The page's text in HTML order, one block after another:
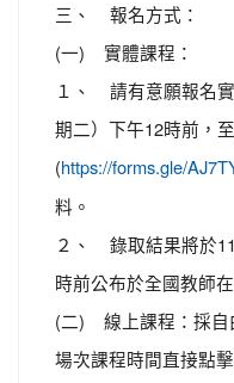
三、 報名方式：
(一) 實體課程：
１、 請有意願報名
期二）下午12時前，
( https://forms.gle/
料。
２、 錄取結果將於
時前公布於全國教師
(二) 線上課程：採自
場次課程時間直接點